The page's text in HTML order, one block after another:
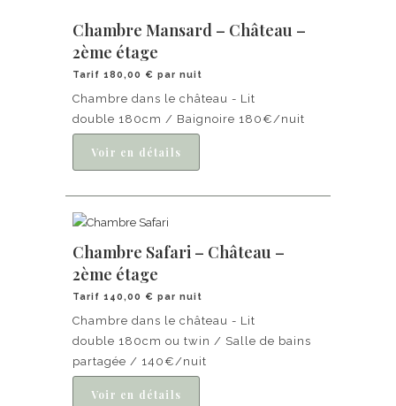
Chambre Mansard – Château –
2ème étage
Tarif 180,00 € par nuit
Chambre dans le château - Lit
double 180cm / Baignoire 180€/nuit
Chambre Safari – Château –
2ème étage
Tarif 140,00 € par nuit
Chambre dans le château - Lit
double 180cm ou twin / Salle de bains
partagée / 140€/nuit